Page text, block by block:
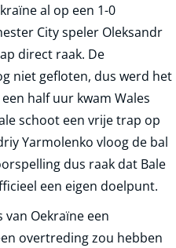
al op een 1-0
City speler Oleksandr
direct raak. De
niet gefloten, dus werd het
half uur kwam Wales
schoot een vrije trap op
Yarmolenko vloog de bal
dus raak dat Bale
een eigen doelpunt.
Oekraïne een
overtreding zou hebben